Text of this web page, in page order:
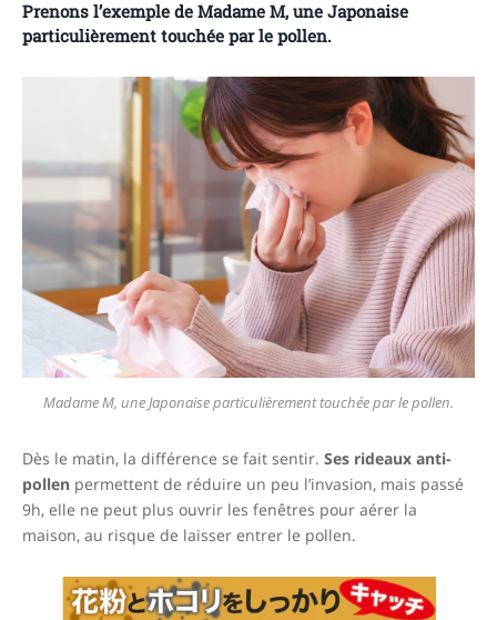
Prenons l’exemple de Madame M, une Japonaise
particulièrement touchée par le pollen.
Madame M, une Japonaise particulièrement touchée par le pollen.
Dès le matin, la différence se fait sentir. Ses rideaux anti-
pollen permettent de réduire un peu l’invasion, mais passé
9h, elle ne peut plus ouvrir les fenêtres pour aérer la
maison, au risque de laisser entrer le pollen.